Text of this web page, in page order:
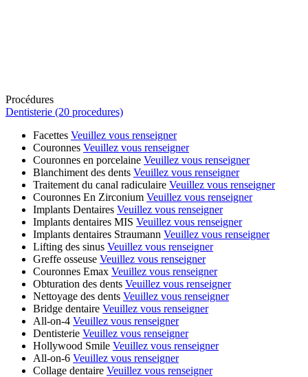
Procédures
Dentisterie (20 procedures)
Facettes Veuillez vous renseigner
Couronnes Veuillez vous renseigner
Couronnes en porcelaine Veuillez vous renseigner
Blanchiment des dents Veuillez vous renseigner
Traitement du canal radiculaire Veuillez vous renseigner
Couronnes En Zirconium Veuillez vous renseigner
Implants Dentaires Veuillez vous renseigner
Implants dentaires MIS Veuillez vous renseigner
Implants dentaires Straumann Veuillez vous renseigner
Lifting des sinus Veuillez vous renseigner
Greffe osseuse Veuillez vous renseigner
Couronnes Emax Veuillez vous renseigner
Obturation des dents Veuillez vous renseigner
Nettoyage des dents Veuillez vous renseigner
Bridge dentaire Veuillez vous renseigner
All-on-4 Veuillez vous renseigner
Dentisterie Veuillez vous renseigner
Hollywood Smile Veuillez vous renseigner
All-on-6 Veuillez vous renseigner
Collage dentaire Veuillez vous renseigner